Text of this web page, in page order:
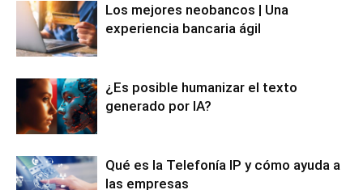
Los mejores neobancos | Una
experiencia bancaria ágil
¿Es posible humanizar el texto
generado por IA?
Qué es la Telefonía IP y cómo ayuda a
las empresas